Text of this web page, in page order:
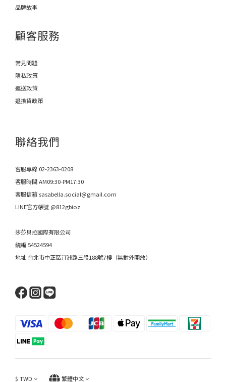
品牌故事
顧客服務
常見問題
隱私政策
運送政策
退換貨政策
聯絡我們
客服專線 02-2363-0208
客服時間 AM09:30-PM17:30
客服信箱 sasabella.social@gmail.com
LINE官方帳號 @812gbioz
莎莎貝拉國際有限公司
統編 54524594
地址 台北市中正區汀洲路三段188號7樓（無對外開放）
$ TWD 繁體中文